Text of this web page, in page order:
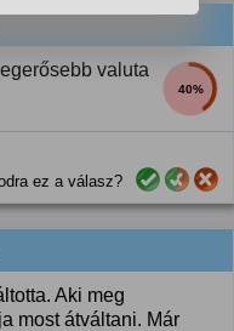
40%
valuta
ez a válasz?
Aki meg
most átváltani. Már